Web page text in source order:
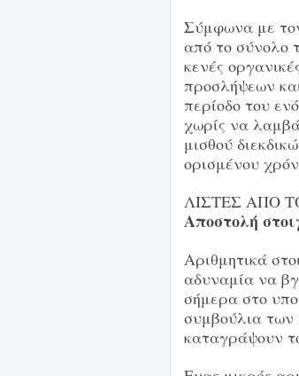
Σύμφωνα με
από το σύνολο
κενές
προσλήψεων
περίοδο του
χωρίς να
μισθού
ορισμένου
ΛΙΣΤΕΣ ΑΠΟ
Αποστολή
Αριθμητικά
αδυναμία να
σήμερα στο
συμβούλια των
καταγράψουν